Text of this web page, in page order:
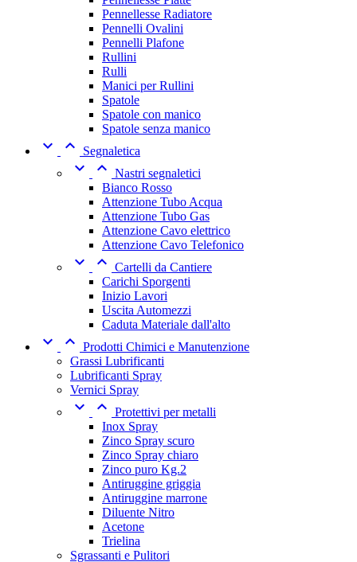
Pennellesse Radiatore
Pennelli Ovalini
Pennelli Plafone
Rullini
Rulli
Manici per Rullini
Spatole
Spatole con manico
Spatole senza manico
  Segnaletica
  Nastri segnaletici
Bianco Rosso
Attenzione Tubo Acqua
Attenzione Tubo Gas
Attenzione Cavo elettrico
Attenzione Cavo Telefonico
  Cartelli da Cantiere
Carichi Sporgenti
Inizio Lavori
Uscita Automezzi
Caduta Materiale dall'alto
  Prodotti Chimici e Manutenzione
Grassi Lubrificanti
Lubrificanti Spray
Vernici Spray
  Protettivi per metalli
Inox Spray
Zinco Spray scuro
Zinco Spray chiaro
Zinco puro Kg.2
Antiruggine griggia
Antiruggine marrone
Diluente Nitro
Acetone
Trielina
Sgrassanti e Pulitori